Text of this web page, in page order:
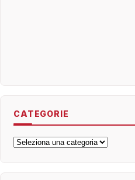
CATEGORIE
Categorie